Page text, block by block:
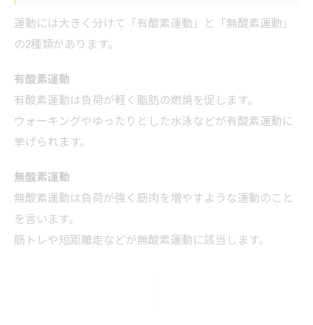
運動には大きく分けて「有酸素運動」と「無酸素運動」
の2種類があります。
有酸素運動
有酸素運動は負荷が軽く脂肪の燃焼を促します。
ウォーキングやゆったりとした水泳などが有酸素運動に
挙げられます。
無酸素運動
無酸素運動は負荷が強く筋肉を増やすような運動のこと
を言います。
筋トレや短距離走などが無酸素運動に該当します。